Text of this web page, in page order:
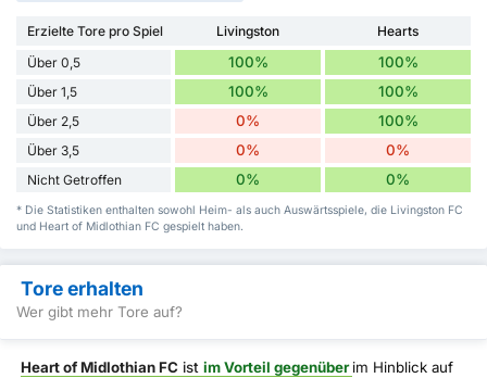
Erzielte Tore pro Spiel Livingston
Hearts
Über 0,5
100% 100%
Über 1,5 100% 100%
Über 2,5 0% 100%
Über 3,5 0% 0%
Nicht Getroffen 0% 0%
* Die Statistiken enthalten sowohl Heim- als auch Auswärtsspiele, die Livingston FC
und Heart of Midlothian FC gespielt haben.
Tore erhalten
Wer gibt mehr Tore auf?
Heart of Midlothian FC ist im Vorteil gegenüberim Hinblick auf